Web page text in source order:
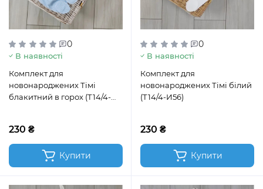
0
В наявності
Комплект для
новонароджених Тімі
блакитний в горох (Т14/4-
230 ₴
Купити
0
В наявності
Комплект для
новонароджених Тімі білий
(Т14/4-И56)
230 ₴
Купити